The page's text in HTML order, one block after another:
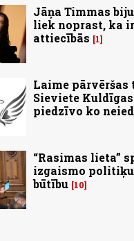
Jāņa Timmas
liek noprast, ka
attiecībās
1
Laime pārvēršas
Sieviete
piedzīvo ko
“Rasimas lieta”
izgaismo
būtību 10